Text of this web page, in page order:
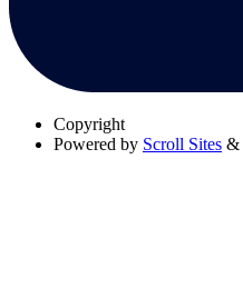
Copyright
Powered by Scroll Sites &